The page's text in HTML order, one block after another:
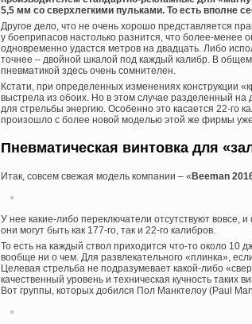
5,5 мм со сверхлегкими пульками. То есть вполне
Другое дело, что не очень хорошо представляется
у боеприпасов настолько разнится, что более-менее
одновременно удастся метров на двадцать. Либо
точнее – двойной шкалой под каждый калибр. В
пневматикой здесь очень сомнителен.
Кстати, при определенных изменениях конструкции
выстрела из обоих. Но в этом случае разделенный на
для стрельбы энергию. Особенно это касается 22-го
произошло с более новой моделью этой же фирмы уже
Пневматическая винтовка для
Итак, совсем свежая модель компании – «Beeman
У нее какие-либо переключатели отсутствуют вовсе,
они могут быть как 177-го, так и 22-го калибров.
То есть на каждый ствол приходится что-то около 10
вообще ни о чем. Для развлекательного «плинка»,
Целевая стрельба не подразумевает какой-либо
качественный уровень и техническая кучность таких
Вот группы, которых добился Пол Манктелоу (Paul